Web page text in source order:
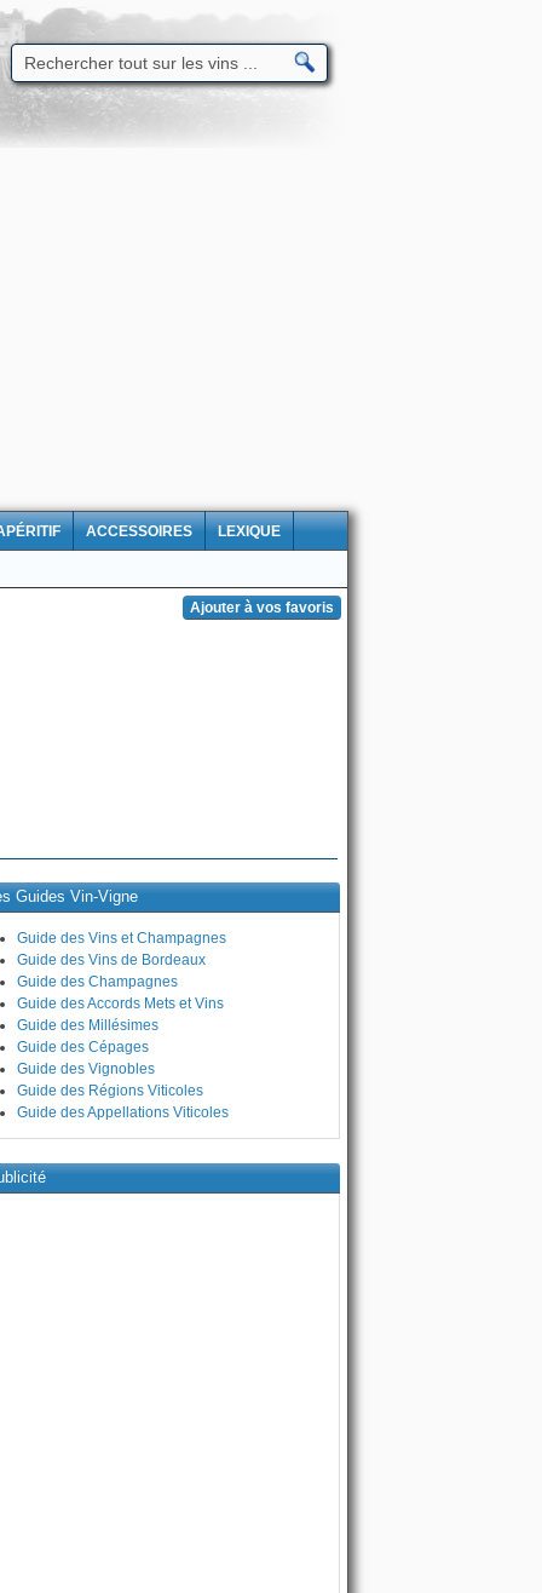
ACCESSOIRES LEXIQUE
Guides Vin-Vigne
Guide des Vins et Champagnes
Guide des Vins de Bordeaux
Guide des Champagnes
Guide des Accords Mets et Vins
Guide des Millésimes
Guide des Cépages
Guide des Vignobles
Guide des Régions Viticoles
Guide des Appellations Viticoles